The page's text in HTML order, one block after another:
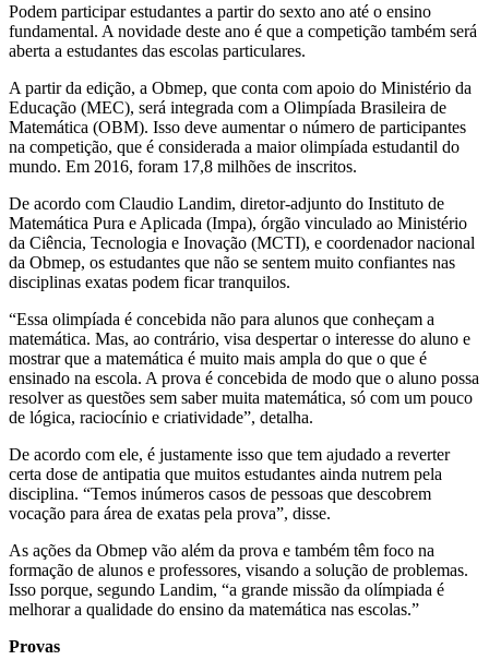
Podem participar estudantes a partir do sexto ano até o ensino
fundamental. A novidade deste ano é que a competição também será
aberta a estudantes das escolas particulares.
A partir da edição, a Obmep, que conta com apoio do Ministério da
Educação (MEC), será integrada com a Olimpíada Brasileira de
Matemática (OBM). Isso deve aumentar o número de participantes
na competição, que é considerada a maior olimpíada estudantil do
mundo. Em 2016, foram 17,8 milhões de inscritos.
De acordo com Claudio Landim, diretor-adjunto do Instituto de
Matemática Pura e Aplicada (Impa), órgão vinculado ao Ministério
da Ciência, Tecnologia e Inovação (MCTI), e coordenador nacional
da Obmep, os estudantes que não se sentem muito confiantes nas
disciplinas exatas podem ficar tranquilos.
“Essa olimpíada é concebida não para alunos que conheçam a
matemática. Mas, ao contrário, visa despertar o interesse do aluno e
mostrar que a matemática é muito mais ampla do que o que é
ensinado na escola. A prova é concebida de modo que o aluno possa
resolver as questões sem saber muita matemática, só com um pouco
de lógica, raciocínio e criatividade”, detalha.
De acordo com ele, é justamente isso que tem ajudado a reverter
certa dose de antipatia que muitos estudantes ainda nutrem pela
disciplina. “Temos inúmeros casos de pessoas que descobrem
vocação para área de exatas pela prova”, disse.
As ações da Obmep vão além da prova e também têm foco na
formação de alunos e professores, visando a solução de problemas.
Isso porque, segundo Landim, “a grande missão da olímpiada é
melhorar a qualidade do ensino da matemática nas escolas.”
Provas